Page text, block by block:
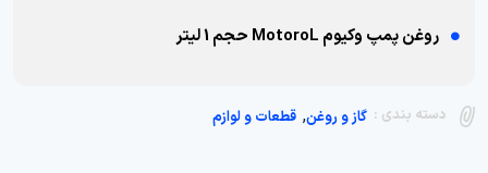
روغن پمپ وکیوم MotoroL حجم 1 لیتر
دسته بندی : گاز و روغن, قطعات و لوازم